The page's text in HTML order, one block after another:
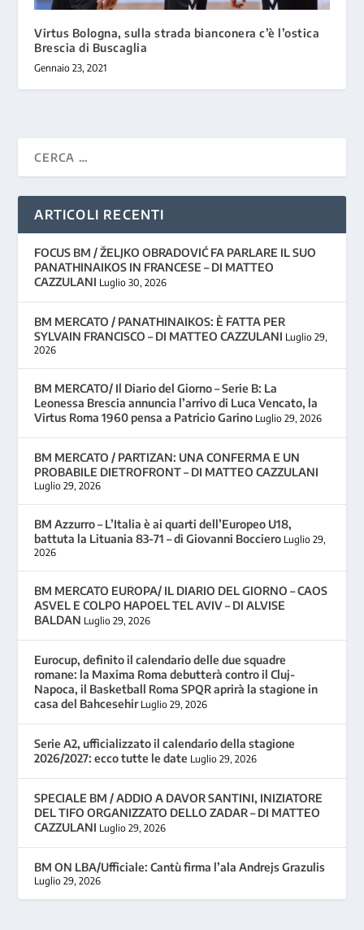
Virtus Bologna, sulla strada bianconera c’è l’ostica
Brescia di Buscaglia
Gennaio 23, 2021
ARTICOLI RECENTI
FOCUS BM / ŽELJKO OBRADOVIĆ FA PARLARE IL SUO
PANATHINAIKOS IN FRANCESE – DI MATTEO
CAZZULANI Luglio 30, 2026
BM MERCATO / PANATHINAIKOS: È FATTA PER
SYLVAIN FRANCISCO – DI MATTEO CAZZULANI Luglio 29,
2026
BM MERCATO/ Il Diario del Giorno – Serie B: La
Leonessa Brescia annuncia l’arrivo di Luca Vencato, la
Virtus Roma 1960 pensa a Patricio Garino Luglio 29, 2026
BM MERCATO / PARTIZAN: UNA CONFERMA E UN
PROBABILE DIETROFRONT – DI MATTEO CAZZULANI
Luglio 29, 2026
BM Azzurro – L’Italia è ai quarti dell’Europeo U18,
battuta la Lituania 83-71 – di Giovanni Bocciero Luglio 29,
2026
BM MERCATO EUROPA/ IL DIARIO DEL GIORNO – CAOS
ASVEL E COLPO HAPOEL TEL AVIV – DI ALVISE
BALDAN Luglio 29, 2026
Eurocup, definito il calendario delle due squadre
romane: la Maxima Roma debutterà contro il Cluj-
Napoca, il Basketball Roma SPQR aprirà la stagione in
casa del Bahcesehir Luglio 29, 2026
Serie A2, ufficializzato il calendario della stagione
2026/2027: ecco tutte le date Luglio 29, 2026
SPECIALE BM / ADDIO A DAVOR SANTINI, INIZIATORE
DEL TIFO ORGANIZZATO DELLO ZADAR – DI MATTEO
CAZZULANI Luglio 29, 2026
BM ON LBA/Ufficiale: Cantù firma l’ala Andrejs Grazulis
Luglio 29, 2026